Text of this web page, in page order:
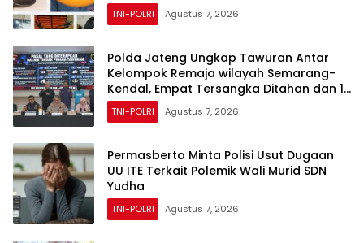
TNI-POLRI Agustus 7, 2026
Polda Jateng Ungkap Tawuran Antar
Kelompok Remaja wilayah Semarang-
Kendal, Empat Tersangka Ditahan dan 17
DPO Diburu
TNI-POLRI Agustus 7, 2026
Permasberto Minta Polisi Usut Dugaan
UU ITE Terkait Polemik Wali Murid SDN
Yudha
TNI-POLRI Agustus 7, 2026